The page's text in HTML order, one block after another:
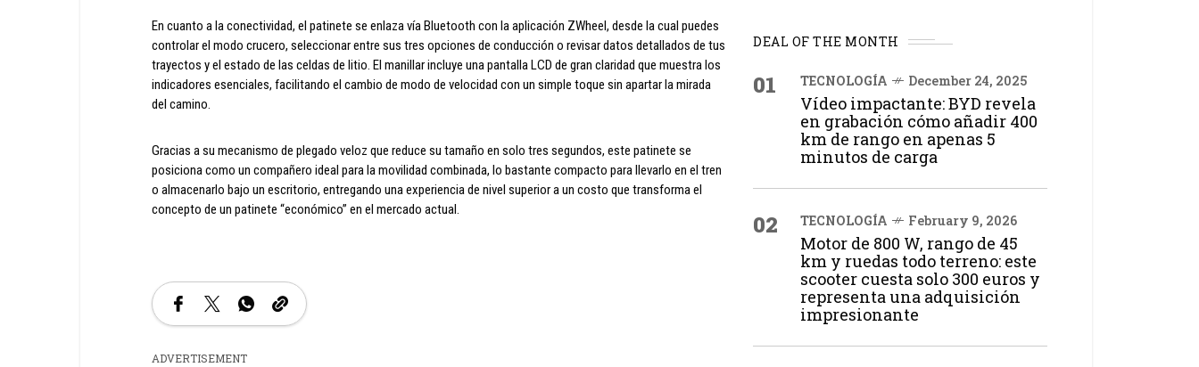
En cuanto a la conectividad, el patinete se enlaza vía Bluetooth con la aplicación ZWheel, desde la cual puedes
controlar el modo crucero, seleccionar entre sus tres opciones de conducción o revisar datos detallados de tus
trayectos y el estado de las celdas de litio. El manillar incluye una pantalla LCD de gran claridad que muestra los
indicadores esenciales, facilitando el cambio de modo de velocidad con un simple toque sin apartar la mirada
del camino.
Gracias a su mecanismo de plegado veloz que reduce su tamaño en solo tres segundos, este patinete se
posiciona como un compañero ideal para la movilidad combinada, lo bastante compacto para llevarlo en el tren
o almacenarlo bajo un escritorio, entregando una experiencia de nivel superior a un costo que transforma el
concepto de un patinete “económico” en el mercado actual.
ADVERTISEMENT
DEAL OF THE MONTH
01 TECNOLOGÍA December 24, 2025
Vídeo impactante: BYD revela
en grabación cómo añadir 400
km de rango en apenas 5
minutos de carga
02 TECNOLOGÍA February 9, 2026
Motor de 800 W, rango de 45
km y ruedas todo terreno: este
scooter cuesta solo 300 euros y
representa una adquisición
impresionante